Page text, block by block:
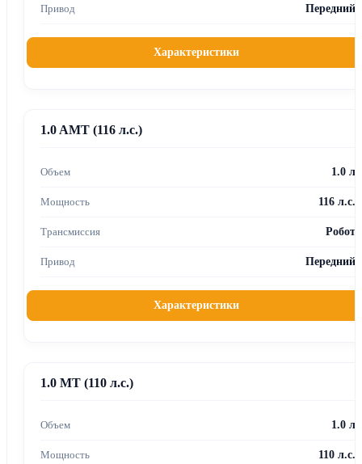
Передний
Характеристики
1.0 AMT (116 л.с.)
1.0 л
116 л.с.
Робот
Передний
Характеристики
1.0 MT (110 л.с.)
1.0 л
110 л.с.